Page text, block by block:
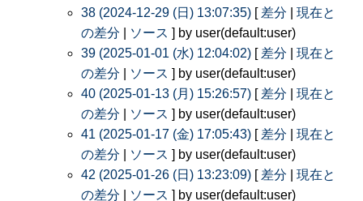
38 (2024-12-29 (日) 13:07:35) [ 差分
現在と
の差分
ソース ] by user(default:user)
39 (2025-01-01 (水) 12:04:02) [ 差分
現在と
の差分
ソース ] by user(default:user)
40 (2025-01-13 (月) 15:26:57) [ 差分
現在と
の差分
ソース ] by user(default:user)
41 (2025-01-17 (金) 17:05:43) [ 差分
現在と
の差分
ソース ] by user(default:user)
42 (2025-01-26 (日) 13:23:09) [ 差分
現在と
の差分
ソース ] by user(default:user)